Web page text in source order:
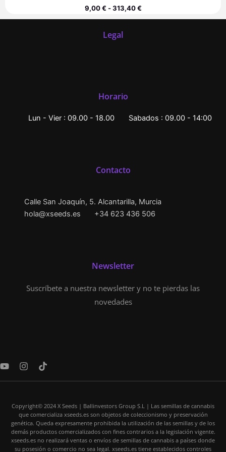
9,00€ - 313,40€
Legal
Horario
Lun - Vier : 09.00 - 18.00 Sabados : 09.00 - 14:00
Contacto
Calle San Joaquín, 5. Alcantarilla, Murcia
hola@xseeds.es
+34 623 436 506
Newsletter
Suscríbete a nuestra newsletter y no te pierdas las
novedades
Y
u
I
s
g
r
a
m
T
k
o
k
Copyright© 2024 X Seeds | Ballinvestors Group S.L | Las semillas de cannabis
que comercializa xseeds.es son objetos de coleccionismo y preservación
genética. Queda expresamente prohibida la utilización de las semillas y de los
demás productos comercializados con fines contrarios a la legislación vigente.
xseeds.es no realizará ventas o envíos de semillas de cannabis a países donde
su posesión o comercio no sea legal. xseeds.es tiene establecidos controles